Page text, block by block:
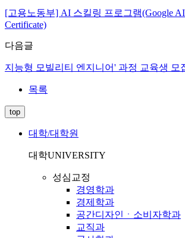
[고용노동부] AI 스킬링 프로그램(Google AI
Certificate)
다음글
지능형 모빌리티 엔지니어' 과정 교육생 모
목록
top
대학/대학원
대학UNIVERSITY
성심교정
경영학과
경제학과
공간디자인ㆍ소비자학과
교직과